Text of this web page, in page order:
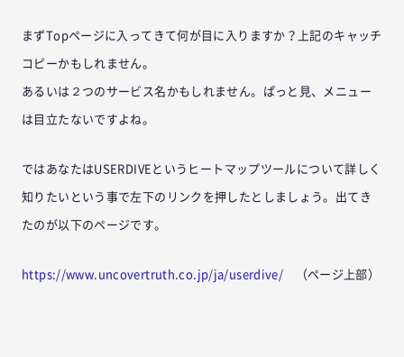
まずTopページに入ってきて何が目に入りますか？上記のキャッチ
コピーかもしれません。
あるいは２つのサービス名かもしれません。ぱっと見、メニュー
は目立たないですよね。
ではあなたはUSERDIVEというヒートマップツールについて詳しく
知りたいという事で左下のリンクを押したとしましょう。出てき
たのが以下のページです。
https://www.uncovertruth.co.jp/ja/userdive/ （ページ上部）